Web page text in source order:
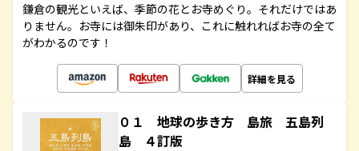
鎌倉の観光といえば、季節の花とお寺めぐり。それだけではあ
りません。お寺には御朱印があり、これに触れればお寺の全て
がわかるのです！
詳細を見る
０１ 地球の歩き方 島旅 五島列
島 ４訂版